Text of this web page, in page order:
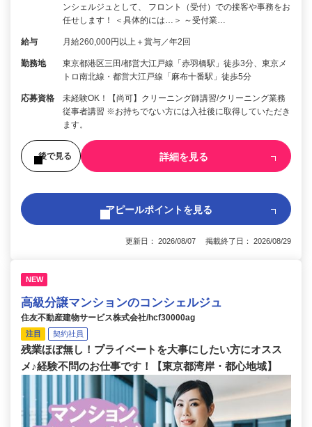
ンシェルジュとして、 フロント（受付）での接客や事務をお
任せします！ ＜具体的には…＞ ～受付業…
給与 月給260,000円以上＋賞与／年2回
勤務地
東京都港区三田/都営大江戸線「赤羽橋駅」徒歩3分、東京メ
トロ南北線・都営大江戸線「麻布十番駅」徒歩5分
応募資格
未経験OK！【尚可】クリーニング師講習/クリーニング業務
従事者講習 ※お持ちでない方には入社後に取得していただき
ます。
後で見る 詳細を見る
アピールポイントを見る
更新日： 2026/08/07 掲載終了日： 2026/08/29
NEW
高級分譲マンションのコンシェルジュ
住友不動産建物サービス株式会社/hcf30000ag
注目 契約社員
残業ほぼ無し！プライベートを大事にしたい方にオスス
メ♪経験不問のお仕事です！【東京都湾岸・都心地域】